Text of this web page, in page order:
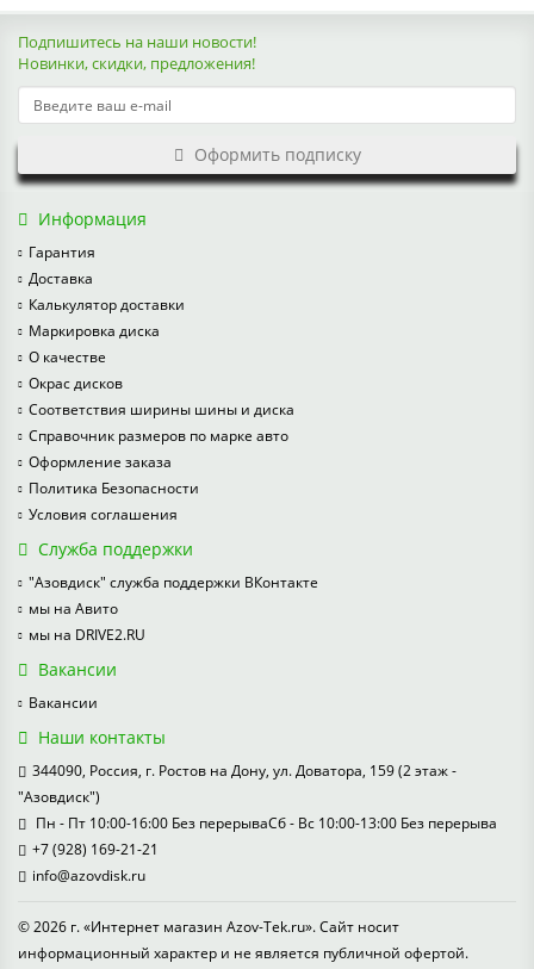
Подпишитесь на наши новости!
Новинки, скидки, предложения!
Оформить подписку
Информация
Гарантия
Доставка
Калькулятор доставки
Маркировка диска
О качестве
Окрас дисков
Соответствия ширины шины и диска
Справочник размеров по марке авто
Оформление заказа
Политика Безопасности
Условия соглашения
Служба поддержки
"Азовдиск" служба поддержки ВКонтакте
мы на Авито
мы на DRIVE2.RU
Вакансии
Вакансии
Наши контакты
344090, Россия, г. Ростов на Дону, ул. Доватора, 159 (2 этаж -
"Азовдиск")
Пн - Пт 10:00-16:00 Без перерываСб - Вс 10:00-13:00 Без перерыва
+7 (928) 169-21-21
info@azovdisk.ru
© 2026 г. «Интернет магазин Azov-Tek.ru». Сайт носит
информационный характер и не является публичной офертой.